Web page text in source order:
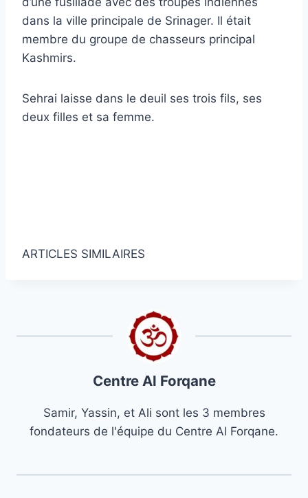
dans la ville principale de Srinager. Il était
membre du groupe de chasseurs principal
Kashmirs.
Sehrai laisse dans le deuil ses trois fils, ses
deux filles et sa femme.
ARTICLES SIMILAIRES
Centre Al Forqane
Samir, Yassin, et Ali sont les 3 membres
fondateurs de l'équipe du Centre Al Forqane.